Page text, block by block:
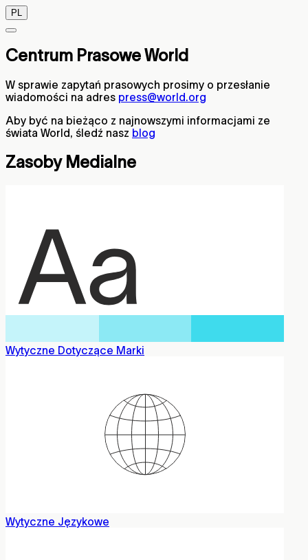
PL
Centrum Prasowe World
W sprawie zapytań prasowych prosimy o przesłanie
wiadomości na adres press@world.org
Aby być na bieżąco z najnowszymi informacjami ze
świata World, śledź nasz blog
Zasoby Medialne
Wytyczne Dotyczące Marki
Wytyczne Językowe